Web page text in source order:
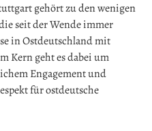
gehört zu den wenigen
seit der Wende immer
in Ostdeutschland mit
Kern geht es dabei um
Engagement und
für ostdeutsche